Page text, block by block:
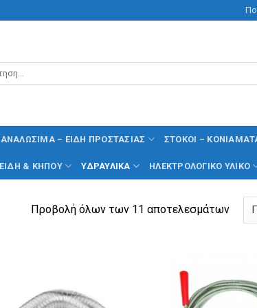
ΑΝΑΛΏΣΙΜΑ – ΕΊΔΗ ΠΡΟΣΤΑΣΊΑΣ ΣΤΌΚΟΙ –
& ΚΉΠΟΥ ΥΔΡΑΥΛΙΚΆ ΗΛΕΚΤΡΟΛΟΓΙΚΌ ΥΛΙΚΌ
Προβολή όλων των 11 αποτελεσμάτων